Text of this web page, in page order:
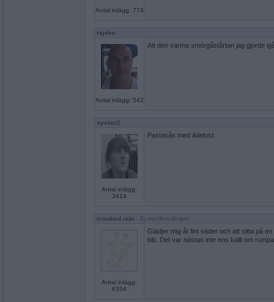
Antal inlägg: 774
rajden
Antal inlägg: 542
Att den varma smörgåstårtan jag gjorde
nystan1
Antal inlägg:
3414
Pastasås med ädelost.
crooked rain - Ej medlem längre
Antal inlägg:
6334
Glädjer mig åt fint väder och att sitta på
bib. Det var nästan inte ens kallt om